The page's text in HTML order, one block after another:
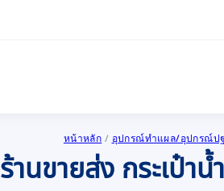
หน้าหลัก / อุปกรณ์ทำแผล/อุปกรณ์ป
ร้านขายส่ง กระเป๋า